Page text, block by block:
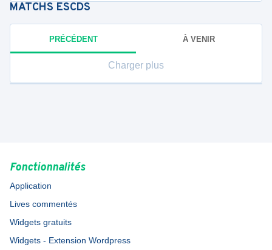
MATCHS ESCDS
PRÉCÉDENT À VENIR
Charger plus
Fonctionnalités
Application
Lives commentés
Widgets gratuits
Widgets - Extension Wordpress